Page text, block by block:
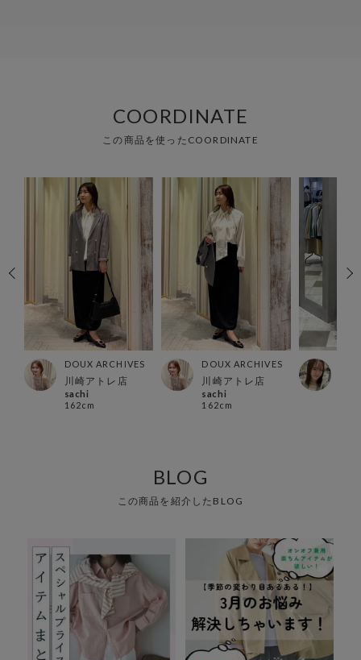
COORDINATE
この商品を使ったCOORDINATE
DOUX ARCHIVES
川崎アトレ店
sachi
162cm
DOUX ARCHIVES
川崎アトレ店
sachi
162cm
BLOG
この商品を紹介したBLOG